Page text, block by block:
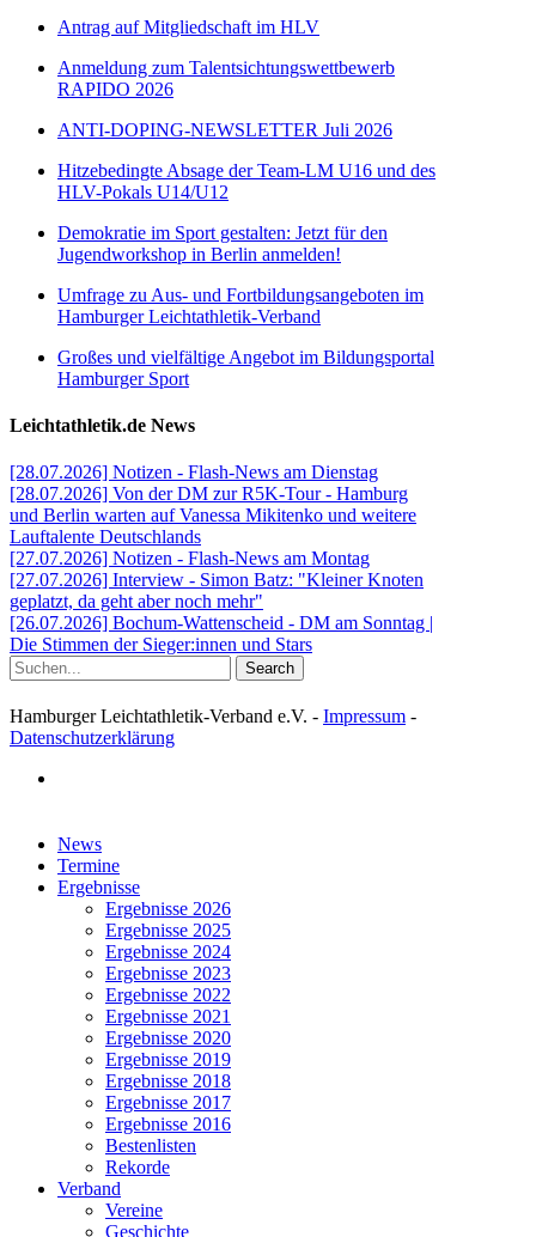
Antrag auf Mitgliedschaft im HLV
Anmeldung zum Talentsichtungswettbewerb
RAPIDO 2026
ANTI-DOPING-NEWSLETTER Juli 2026
Hitzebedingte Absage der Team-LM U16 und des
HLV-Pokals U14/U12
Demokratie im Sport gestalten: Jetzt für den
Jugendworkshop in Berlin anmelden!
Umfrage zu Aus- und Fortbildungsangeboten im
Hamburger Leichtathletik-Verband
Großes und vielfältige Angebot im Bildungsportal
Hamburger Sport
Leichtathletik.de News
[28.07.2026] Notizen - Flash-News am Dienstag
[28.07.2026] Von der DM zur R5K-Tour - Hamburg
und Berlin warten auf Vanessa Mikitenko und weitere
Lauftalente Deutschlands
[27.07.2026] Notizen - Flash-News am Montag
[27.07.2026] Interview - Simon Batz: "Kleiner Knoten
geplatzt, da geht aber noch mehr"
[26.07.2026] Bochum-Wattenscheid - DM am Sonntag |
Die Stimmen der Sieger:innen und Stars
Search
Hamburger Leichtathletik-Verband e.V. - Impressum -
Datenschutzerklärung
Close
Menu
News
Termine
Ergebnisse
Ergebnisse 2026
Ergebnisse 2025
Ergebnisse 2024
Ergebnisse 2023
Ergebnisse 2022
Ergebnisse 2021
Ergebnisse 2020
Ergebnisse 2019
Ergebnisse 2018
Ergebnisse 2017
Ergebnisse 2016
Bestenlisten
Rekorde
Verband
Vereine
Geschichte